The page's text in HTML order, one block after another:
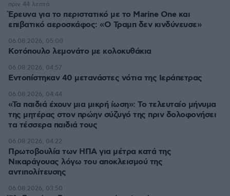
Έρευνα για το περιστατικό με το Marine One και
επιβατικό αεροσκάφος: «Ο Τραμπ δεν κινδύνευσε»
πριν 44 λεπτά
Κοτόπουλο λεμονάτο με κολοκυθάκια
06.08.2026, 05:00
Εντοπίστηκαν 40 μετανάστες νότια της Ιεράπετρας
06.08.2026, 04:57
«Τα παιδιά έχουν μια μικρή ίωση»: Το τελευταίο μήνυμα
της μητέρας στον πρώην σύζυγό της πριν δολοφονήσει
τα τέσσερα παιδιά τους
06.08.2026, 04:44
Πρωτοβουλία των ΗΠΑ για μέτρα κατά της
Νικαράγουας λόγω του αποκλεισμού της
αντιπολίτευσης
06.08.2026, 04:22
06.08.2026, 03:50